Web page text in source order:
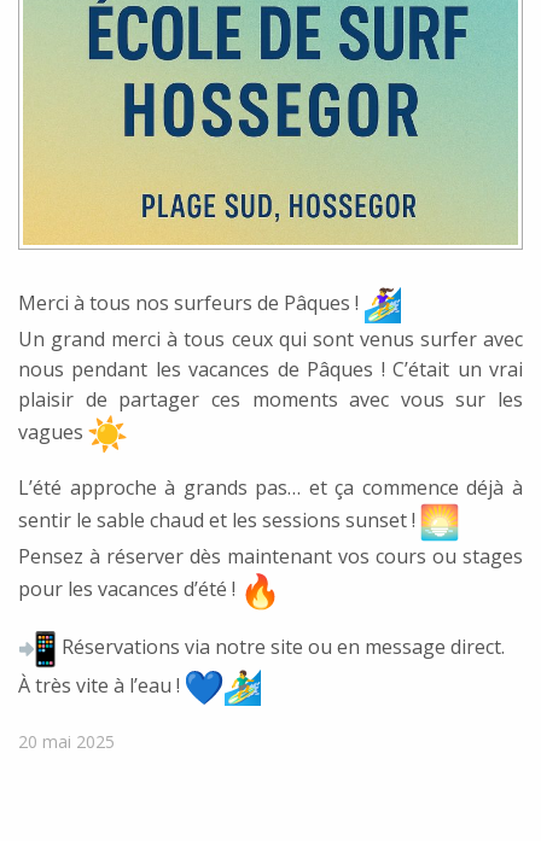
Merci à tous nos surfeurs de Pâques !
Un grand merci à tous ceux qui sont venus surfer avec
nous pendant les vacances de Pâques ! C’était un vrai
plaisir de partager ces moments avec vous sur les
vagues
L’été approche à grands pas… et ça commence déjà à
sentir le sable chaud et les sessions sunset !
Pensez à réserver dès maintenant vos cours ou stages
pour les vacances d’été !
Réservations via notre site ou en message direct.
À très vite à l’eau !
20 mai 2025